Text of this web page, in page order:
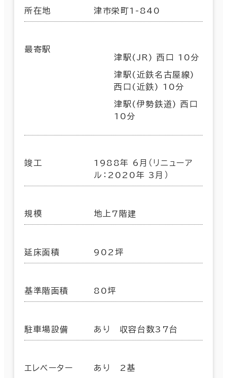
所在地 津市栄町1-840
最寄駅
津駅(JR) 西口 10分
津駅(近鉄名古屋線)
西口(近鉄) 10分
津駅(伊勢鉄道) 西口
10分
竣工
1988年 6月（リニューア
ル：2020年 3月）
規模 地上7階建
延床面積 902坪
基準階面積 80坪
駐車場設備 あり 収容台数37台
エレベーター あり 2基